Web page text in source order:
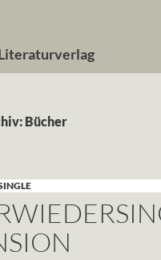
Bücher